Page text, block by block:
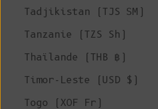
Tadjikistan (TJS ЅМ)
Tanzanie (TZS Sh)
Thaïlande (THB ฿)
Timor-Leste (USD $)
Togo (XOF Fr)